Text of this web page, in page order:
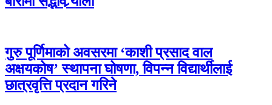
गुरु पूर्णिमाको अवसरमा ‘काशी प्रसाद वाल
अक्षयकोष’ स्थापना घोषणा, विपन्न विद्यार्थीलाई
छात्रवृत्ति प्रदान गरिने